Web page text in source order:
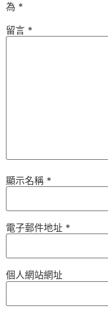
為 *
留言 *
顯示名稱 *
電子郵件地址 *
個人網站網址